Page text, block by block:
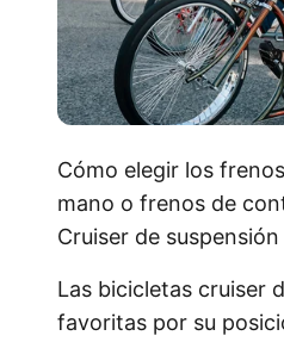
Cómo elegir los
mano o frenos de
Cruiser de
Las bicicletas cruiser
favoritas por su